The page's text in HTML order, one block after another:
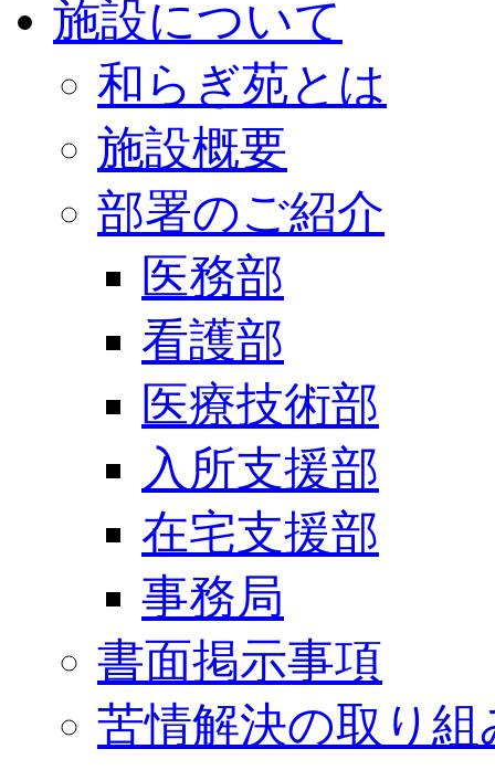
施設について
和らぎ苑とは
施設概要
部署のご紹介
医務部
看護部
医療技術部
入所支援部
在宅支援部
事務局
書面掲示事項
苦情解決の取り組